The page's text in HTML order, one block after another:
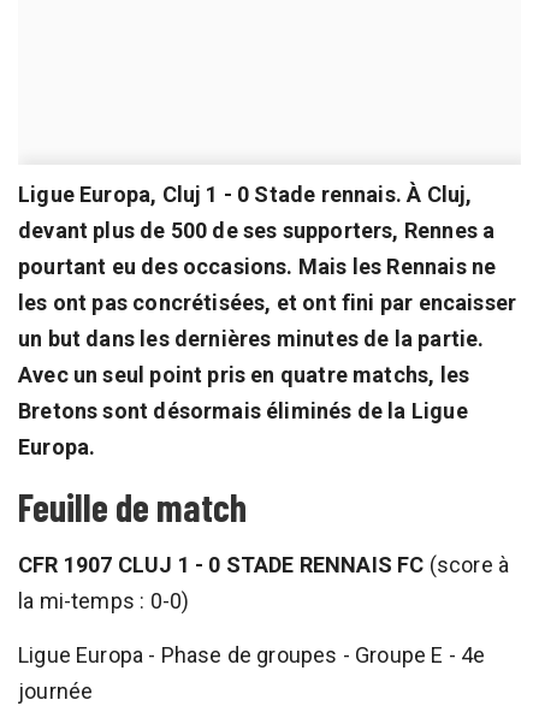
Ligue Europa, Cluj 1 - 0 Stade rennais. À Cluj,
devant plus de 500 de ses supporters, Rennes a
pourtant eu des occasions. Mais les Rennais ne
les ont pas concrétisées, et ont fini par encaisser
un but dans les dernières minutes de la partie.
Avec un seul point pris en quatre matchs, les
Bretons sont désormais éliminés de la Ligue
Europa.
Feuille de match
CFR 1907 CLUJ 1 - 0 STADE RENNAIS FC (score à
la mi-temps : 0-0)
Ligue Europa - Phase de groupes - Groupe E - 4e
journée